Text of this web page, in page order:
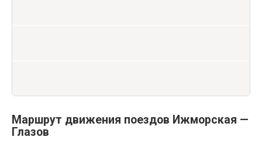
Маршрут движения поездов Ижморская —
Глазов